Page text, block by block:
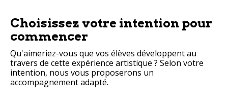
Choisissez votre intention pour
commencer
Qu'aimeriez-vous que vos élèves développent au
travers de cette expérience artistique ? Selon votre
intention, nous vous proposerons un
accompagnement adapté.